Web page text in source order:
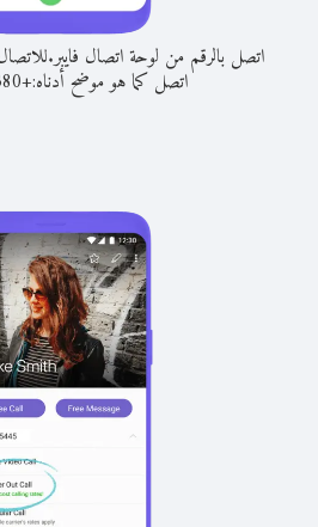
اتصل بالرقم من لوحة اتصال فايبر.
اتصل كما هو موضح أدناه:+